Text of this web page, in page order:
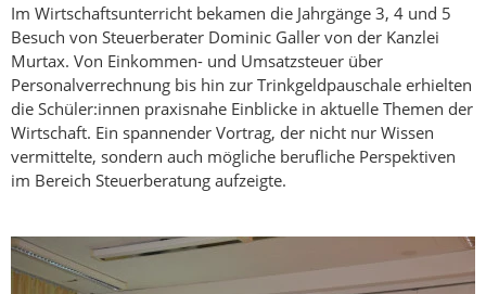
Im Wirtschaftsunterricht bekamen die Jahrgänge 3, 4 und 5
Besuch von Steuerberater Dominic Galler von der Kanzlei
Murtax. Von Einkommen- und Umsatzsteuer über
Personalverrechnung bis hin zur Trinkgeldpauschale erhielten
die Schüler:innen praxisnahe Einblicke in aktuelle Themen der
Wirtschaft. Ein spannender Vortrag, der nicht nur Wissen
vermittelte, sondern auch mögliche berufliche Perspektiven
im Bereich Steuerberatung aufzeigte.